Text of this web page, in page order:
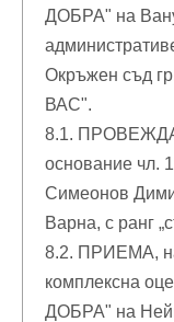
ДОБРА" на
Окръжен съд
ВАС".
8.1. ПРОВЕЖДА
основание чл.
Симеонов
Варна, с ранг
8.2. ПРИЕМА,
комплексна
ДОБРА" на